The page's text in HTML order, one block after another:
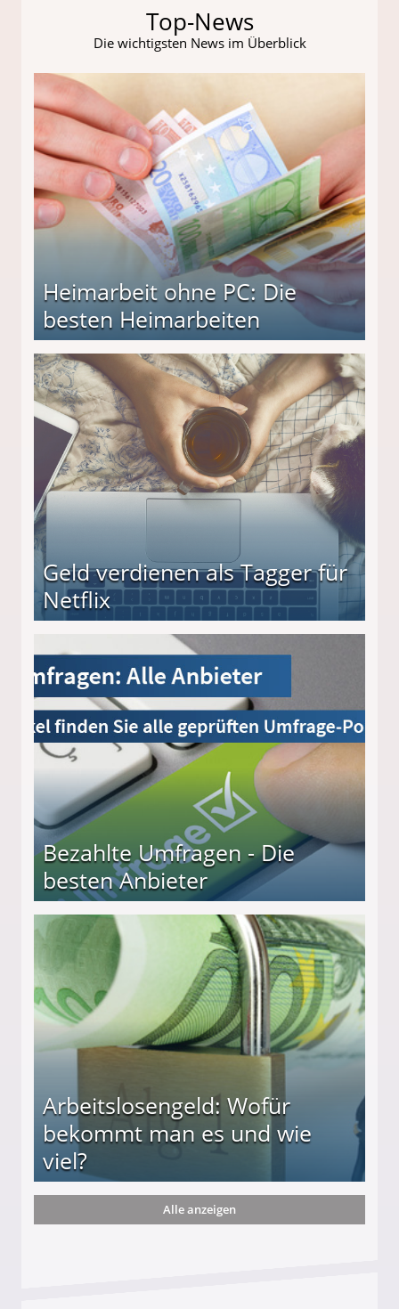
Top-News
Die wichtigsten News im Überblick
Heimarbeit ohne PC: Die
besten Heimarbeiten
Geld verdienen als Tagger für
Netflix
Bezahlte Umfragen - Die
besten Anbieter
Arbeitslosengeld: Wofür
bekommt man es und wie
viel?
und wie viel?
Alle anzeigen